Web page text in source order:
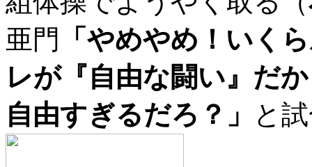
亜門
「やめやめ！いく
レが『自由な闘い』だ
自由すぎるだろ？」
と